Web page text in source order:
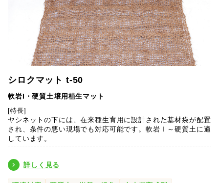
シロクマット t-50
軟岩I・硬質土壌用植生マット
[特長]
ヤシネットの下には、在来種生育用に設計された基材袋が配置
され、条件の悪い現場でも対応可能です。軟岩Ⅰ～硬質土に適
しています。
詳しく見る